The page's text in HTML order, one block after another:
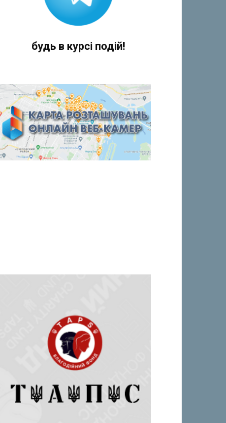
будь в курсі подій!